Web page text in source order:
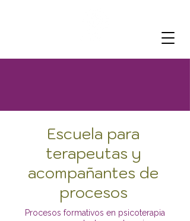
Escuela para
terapeutas y
acompañantes de
procesos
Procesos formativos en psicoterapia